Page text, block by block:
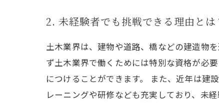
2. 未経験者でも挑戦できる理由とは
土木業界は、建物や道路、橋などの建造物
ず土木業界で働くためには特別な資格が必
につけることができます。 また、近年は建
レーニングや研修なども充実しており、未